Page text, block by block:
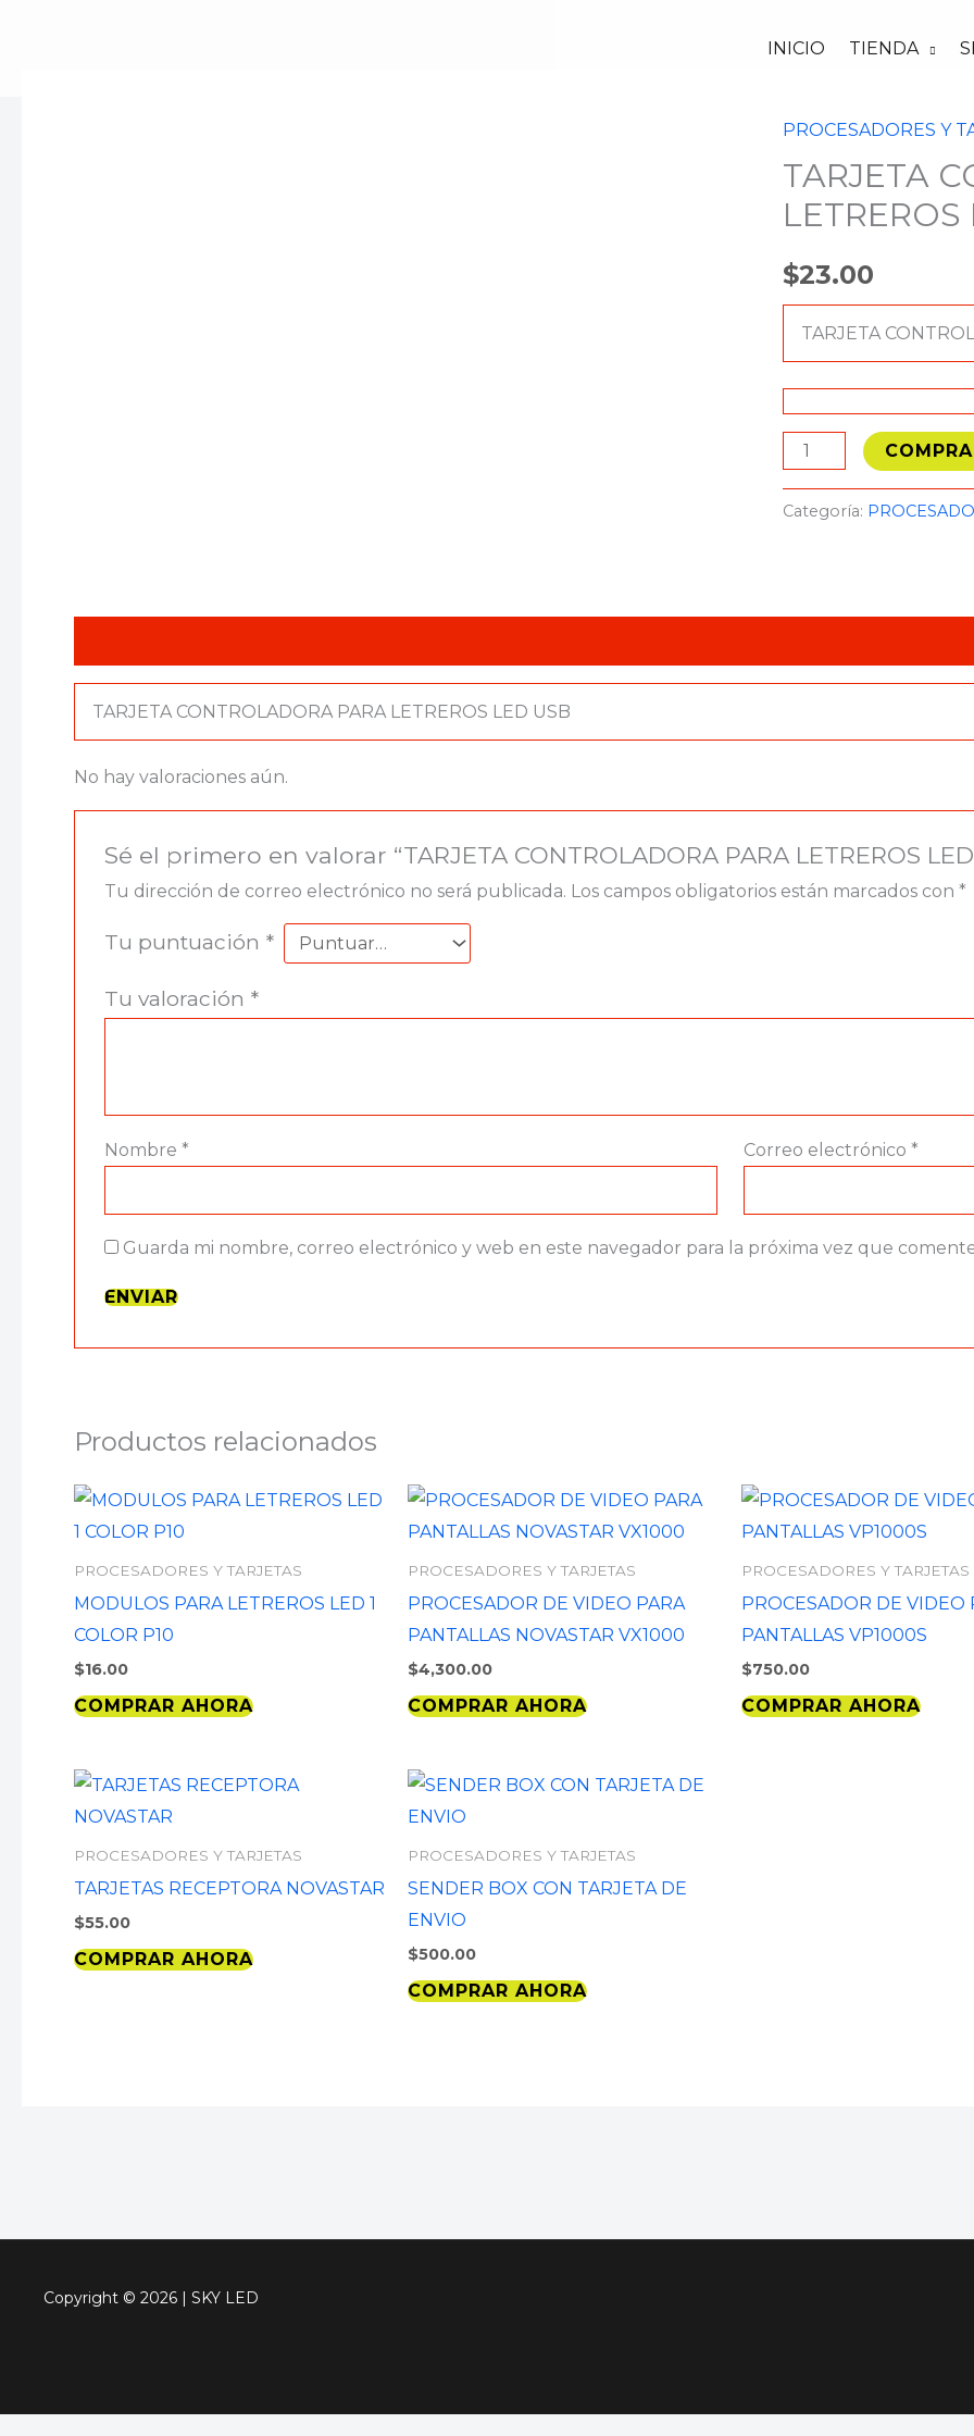
INICIO TIENDA
PROCESADORES Y
TARJETA
$23.00
TARJETA
TARJETA
CONTROLADORA
PARA
LETREROS
LED
USB
cantidad
Categoría:
TARJETA CONTROLADORA PARA LETREROS LED USB
No hay valoraciones aún.
Sé el primero en valorar “TARJETA CONTROLADORA PARA LETREROS
Tu dirección de correo electrónico no será publicada. Los campos obligatorios están marcados con *
Tu puntuación *
Tu valoración *
Nombre * Correo electrónico *
Guarda mi nombre, correo electrónico y web en este navegador para la próxima vez que
Productos relacionados
PROCESADORES Y TARJETAS
MODULOS PARA LETREROS LED 1
COLOR P10
$16.00
COMPRAR AHORA
PROCESADORES Y TARJETAS
PROCESADOR DE VIDEO PARA
PANTALLAS NOVASTAR VX1000
$4,300.00
COMPRAR AHORA
PROCESADORES Y TARJETAS
PROCESADOR DE VIDEO
PANTALLAS VP1000S
$750.00
COMPRAR AHORA
PROCESADORES Y TARJETAS
TARJETAS RECEPTORA NOVASTAR
$55.00
COMPRAR AHORA
PROCESADORES Y TARJETAS
SENDER BOX CON TARJETA DE
ENVIO
$500.00
COMPRAR AHORA
Copyright © 2026 | SKY LED